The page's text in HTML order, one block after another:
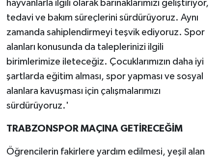
hayvanlarla ilgili olarak barınaklarımızı geliştiriyor,
tedavi ve bakım süreçlerini sürdürüyoruz. Aynı
zamanda sahiplendirmeyi teşvik ediyoruz. Spor
alanları konusunda da taleplerinizi ilgili
birimlerimize ileteceğiz. Çocuklarımızın daha iyi
şartlarda eğitim alması, spor yapması ve sosyal
alanlara kavuşması için çalışmalarımızı
sürdürüyoruz.'
TRABZONSPOR MAÇINA GETİRECEĞİM
Öğrencilerin fakirlere yardım edilmesi, yeşil alan